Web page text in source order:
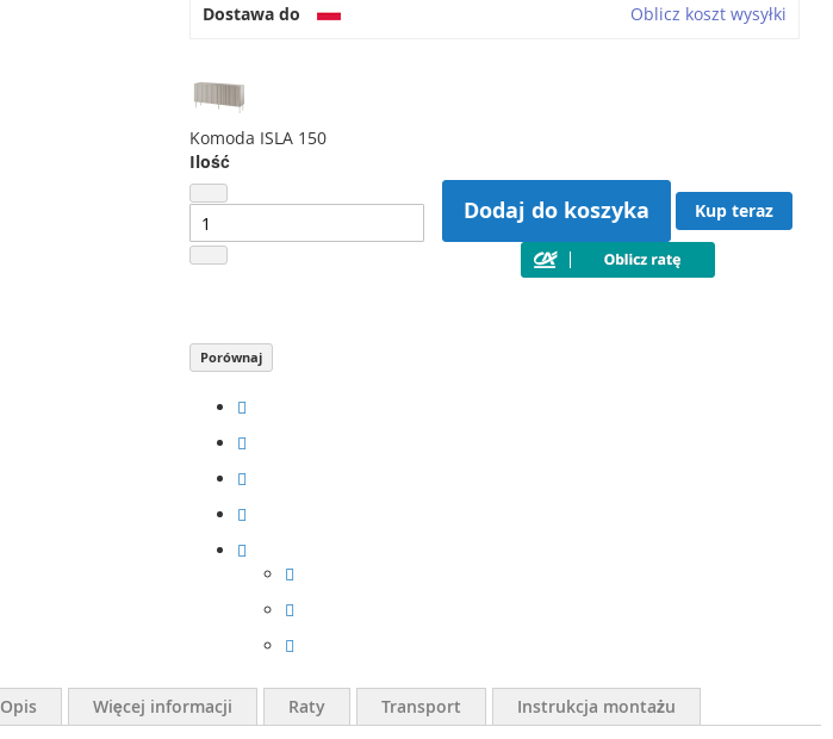
Dostawa do Oblicz koszt wysyłki
Komoda ISLA 150
Ilość
Dodaj do koszyka Kup teraz
Porównaj
Opis Więcej informacji Raty Transport Instrukcja montażu